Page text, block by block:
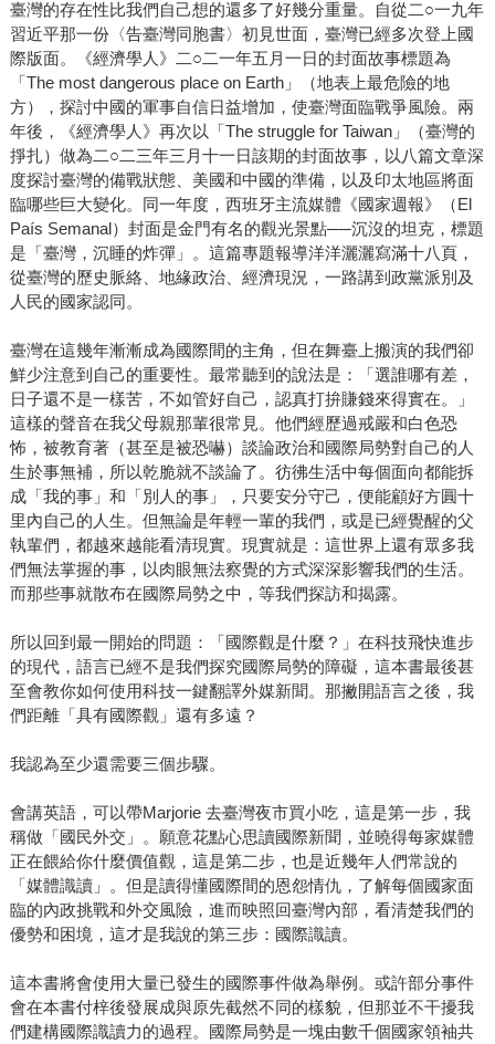
臺灣的存在性比我們自己想的還多了好幾分重量。自從二○一九年
習近平那一份〈告臺灣同胞書〉初見世面，臺灣已經多次登上國
際版面。《經濟學人》二○二一年五月一日的封面故事標題為
「The most dangerous place on Earth」（地表上最危險的地
方），探討中國的軍事自信日益增加，使臺灣面臨戰爭風險。兩
年後，《經濟學人》再次以「The struggle for Taiwan」（臺灣的
掙扎）做為二○二三年三月十一日該期的封面故事，以八篇文章深
度探討臺灣的備戰狀態、美國和中國的準備，以及印太地區將面
臨哪些巨大變化。同一年度，西班牙主流媒體《國家週報》（El
País Semanal）封面是金門有名的觀光景點──沉沒的坦克，標題
是「臺灣，沉睡的炸彈」。這篇專題報導洋洋灑灑寫滿十八頁，
從臺灣的歷史脈絡、地緣政治、經濟現況，一路講到政黨派別及
人民的國家認同。
臺灣在這幾年漸漸成為國際間的主角，但在舞臺上搬演的我們卻
鮮少注意到自己的重要性。最常聽到的說法是：「選誰哪有差，
日子還不是一樣苦，不如管好自己，認真打拚賺錢來得實在。」
這樣的聲音在我父母親那輩很常見。他們經歷過戒嚴和白色恐
怖，被教育著（甚至是被恐嚇）談論政治和國際局勢對自己的人
生於事無補，所以乾脆就不談論了。彷彿生活中每個面向都能拆
成「我的事」和「別人的事」，只要安分守己，便能顧好方圓十
里內自己的人生。但無論是年輕一輩的我們，或是已經覺醒的父
執輩們，都越來越能看清現實。現實就是：這世界上還有眾多我
們無法掌握的事，以肉眼無法察覺的方式深深影響我們的生活。
而那些事就散布在國際局勢之中，等我們探訪和揭露。
所以回到最一開始的問題：「國際觀是什麼？」在科技飛快進步
的現代，語言已經不是我們探究國際局勢的障礙，這本書最後甚
至會教你如何使用科技一鍵翻譯外媒新聞。那撇開語言之後，我
們距離「具有國際觀」還有多遠？
我認為至少還需要三個步驟。
會講英語，可以帶Marjorie 去臺灣夜市買小吃，這是第一步，我
稱做「國民外交」。願意花點心思讀國際新聞，並曉得每家媒體
正在餵給你什麼價值觀，這是第二步，也是近幾年人們常說的
「媒體識讀」。但是讀得懂國際間的恩怨情仇，了解每個國家面
臨的內政挑戰和外交風險，進而映照回臺灣內部，看清楚我們的
優勢和困境，這才是我說的第三步：國際識讀。
這本書將會使用大量已發生的國際事件做為舉例。或許部分事件
會在本書付梓後發展成與原先截然不同的樣貌，但那並不干擾我
們建構國際識讀力的過程。國際局勢是一塊由數千個國家領袖共